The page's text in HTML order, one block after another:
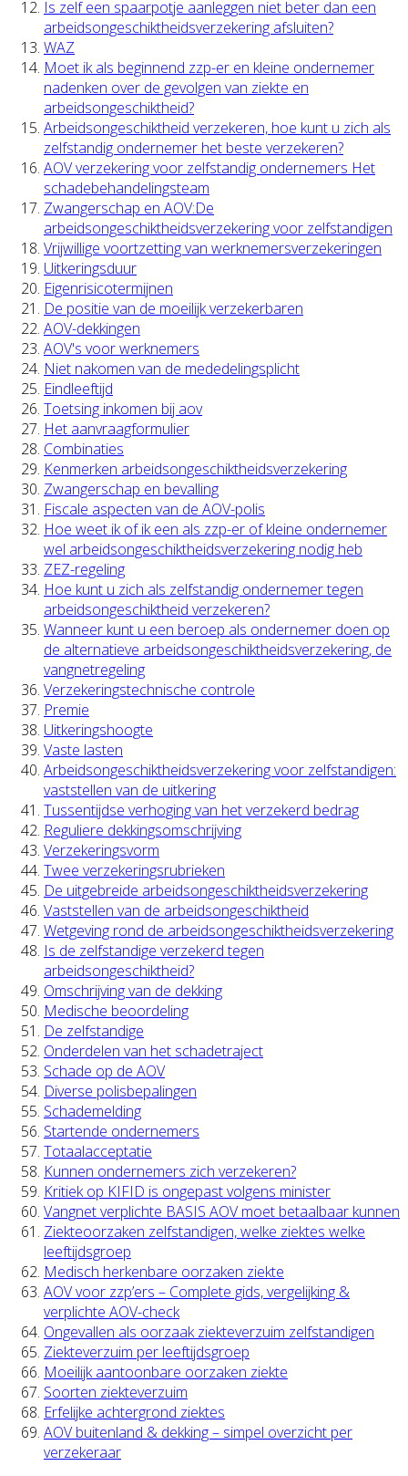
Is zelf een spaarpotje aanleggen niet beter dan een
arbeidsongeschiktheidsverzekering afsluiten?
WAZ
Moet ik als beginnend zzp-er en kleine ondernemer
nadenken over de gevolgen van ziekte en
arbeidsongeschiktheid?
Arbeidsongeschiktheid verzekeren, hoe kunt u zich als
zelfstandig ondernemer het beste verzekeren?
AOV verzekering voor zelfstandig ondernemers Het
schadebehandelingsteam
Zwangerschap en AOV:De
arbeidsongeschiktheidsverzekering voor zelfstandigen
Vrijwillige voortzetting van werknemersverzekeringen
Uitkeringsduur
Eigenrisicotermijnen
De positie van de moeilijk verzekerbaren
AOV-dekkingen
AOV's voor werknemers
Niet nakomen van de mededelingsplicht
Eindleeftijd
Toetsing inkomen bij aov
Het aanvraagformulier
Combinaties
Kenmerken arbeidsongeschiktheidsverzekering
Zwangerschap en bevalling
Fiscale aspecten van de AOV-polis
Hoe weet ik of ik een als zzp-er of kleine ondernemer
wel arbeidsongeschiktheidsverzekering nodig heb
ZEZ-regeling
Hoe kunt u zich als zelfstandig ondernemer tegen
arbeidsongeschiktheid verzekeren?
Wanneer kunt u een beroep als ondernemer doen op
de alternatieve arbeidsongeschiktheidsverzekering, de
vangnetregeling
Verzekeringstechnische controle
Premie
Uitkeringshoogte
Vaste lasten
Arbeidsongeschiktheidsverzekering voor zelfstandigen:
vaststellen van de uitkering
Tussentijdse verhoging van het verzekerd bedrag
Reguliere dekkingsomschrijving
Verzekeringsvorm
Twee verzekeringsrubrieken
De uitgebreide arbeidsongeschiktheidsverzekering
Vaststellen van de arbeidsongeschiktheid
Wetgeving rond de arbeidsongeschiktheidsverzekering
Is de zelfstandige verzekerd tegen
arbeidsongeschiktheid?
Omschrijving van de dekking
Medische beoordeling
De zelfstandige
Onderdelen van het schadetraject
Schade op de AOV
Diverse polisbepalingen
Schademelding
Startende ondernemers
Totaalacceptatie
Kunnen ondernemers zich verzekeren?
Kritiek op KIFID is ongepast volgens minister
Vangnet verplichte BASIS AOV moet betaalbaar kunnen
Ziekteoorzaken zelfstandigen, welke ziektes welke
leeftijdsgroep
Medisch herkenbare oorzaken ziekte
AOV voor zzp’ers – Complete gids, vergelijking &
verplichte AOV-check
Ongevallen als oorzaak ziekteverzuim zelfstandigen
Ziekteverzuim per leeftijdsgroep
Moeilijk aantoonbare oorzaken ziekte
Soorten ziekteverzuim
Erfelijke achtergrond ziektes
AOV buitenland & dekking – simpel overzicht per
verzekeraar